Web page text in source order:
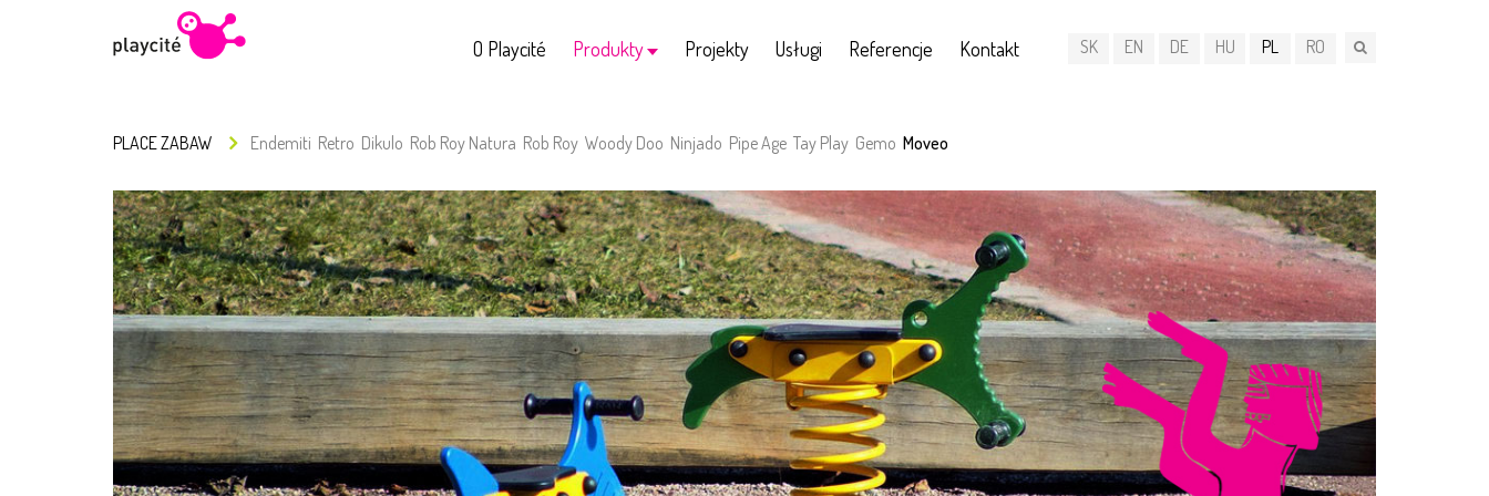
SK EN DE HU PL RO
O Playcité Produkty Projekty Usługi Referencje Kontakt
PLACE ZABAW Endemiti Retro Dikulo Rob Roy Natura Rob Roy Woody Doo Ninjado Pipe Age Tay Play Gemo Moveo